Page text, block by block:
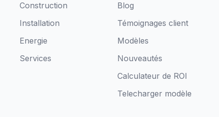
Construction
Installation
Energie
Services
Blog
Témoignages client
Modèles
Nouveautés
Calculateur de ROI
Telecharger modèle